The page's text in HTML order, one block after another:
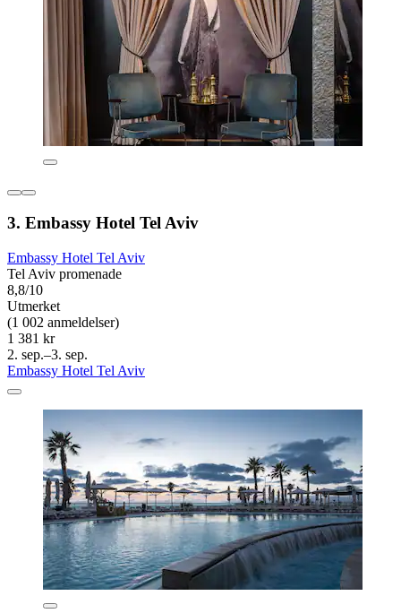
3. Embassy Hotel Tel Aviv
Embassy Hotel Tel Aviv
Tel Aviv promenade
8,8/10
Utmerket
(1 002 anmeldelser)
1 381 kr
2. sep.–3. sep.
Embassy Hotel Tel Aviv